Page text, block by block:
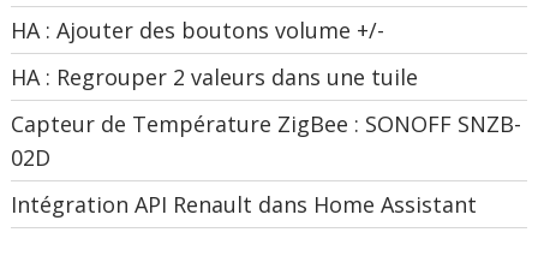
HA : Ajouter des boutons volume +/-
HA : Regrouper 2 valeurs dans une tuile
Capteur de Température ZigBee : SONOFF SNZB-
02D
Intégration API Renault dans Home Assistant